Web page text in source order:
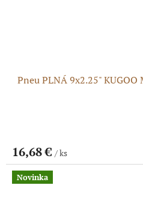
Pneu PLNÁ 9x2.25"
16,68 € / ks
Novinka